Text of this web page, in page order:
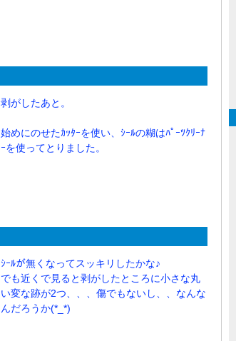
剥がしたあと。
始めにのせたｶｯﾀｰを使い、ｼｰﾙの糊はﾊﾟｰﾂｸﾘｰﾅ
ｰを使ってとりました。
ｼｰﾙが無くなってスッキリしたかな♪
でも近くで見ると剥がしたところに小さな丸
い変な跡が2つ、、、傷でもないし、、なんな
んだろうか(*_*)